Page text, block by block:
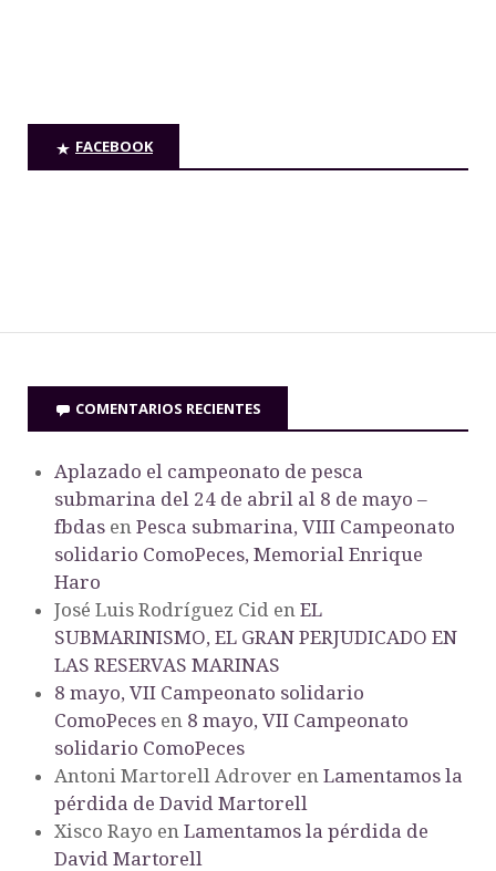
FACEBOOK
COMENTARIOS RECIENTES
Aplazado el campeonato de pesca
submarina del 24 de abril al 8 de mayo –
fbdas en Pesca submarina, VIII Campeonato
solidario ComoPeces, Memorial Enrique
Haro
José Luis Rodríguez Cid en EL
SUBMARINISMO, EL GRAN PERJUDICADO EN
LAS RESERVAS MARINAS
8 mayo, VII Campeonato solidario
ComoPeces en 8 mayo, VII Campeonato
solidario ComoPeces
Antoni Martorell Adrover en Lamentamos la
pérdida de David Martorell
Xisco Rayo en Lamentamos la pérdida de
David Martorell